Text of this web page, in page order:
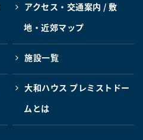
アクセス・交通案内 / 敷
地・近郊マップ
施設一覧
大和ハウス プレミストドー
ムとは